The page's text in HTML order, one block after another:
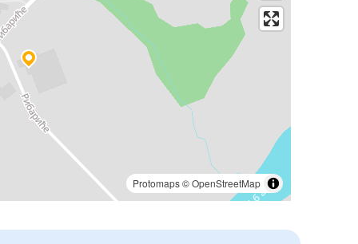
Protomaps©OpenStreetMap